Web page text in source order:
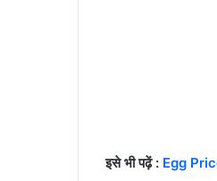
इसे भी पढ़ें : Egg